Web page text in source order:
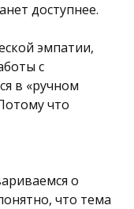
доступнее.
эмпатии,
с
в «ручном
что
о
что тема